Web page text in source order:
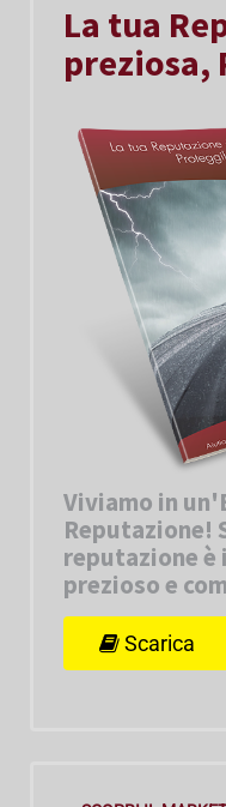
La tua
preziosa,
Viviamo in
Reputazione!
reputazione è
prezioso e
Scarica